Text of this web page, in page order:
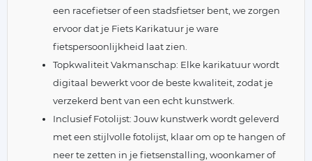
een racefietser of een stadsfietser bent, we zorgen
ervoor dat je Fiets Karikatuur je ware
fietspersoonlijkheid laat zien.
Topkwaliteit Vakmanschap: Elke karikatuur wordt
digitaal bewerkt voor de beste kwaliteit, zodat je
verzekerd bent van een echt kunstwerk.
Inclusief Fotolijst: Jouw kunstwerk wordt geleverd
met een stijlvolle fotolijst, klaar om op te hangen of
neer te zetten in je fietsenstalling, woonkamer of